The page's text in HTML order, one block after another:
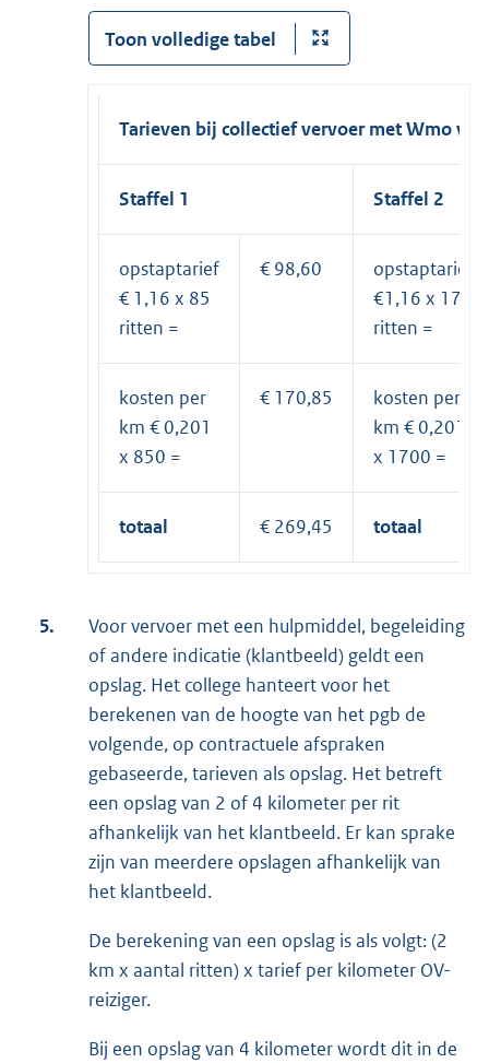
Toon volledige tabel
Tarieven bij collectief vervoer met Wmo
Staffel 1 Staffel 2
opstaptarief
€ 1,16 x 85
ritten =
€ 98,60
opstaptarief
€1,16 x 170
ritten =
kosten per
km € 0,201
x 850 =
€ 170,85
kosten per
km € 0,201
x 1700 =
totaal € 269,45 totaal
5.
Voor vervoer met een hulpmiddel, begeleiding
of andere indicatie (klantbeeld) geldt een
opslag. Het college hanteert voor het
berekenen van de hoogte van het pgb de
volgende, op contractuele afspraken
gebaseerde, tarieven als opslag. Het betreft
een opslag van 2 of 4 kilometer per rit
afhankelijk van het klantbeeld. Er kan sprake
zijn van meerdere opslagen afhankelijk van
het klantbeeld.
De berekening van een opslag is als volgt: (2
km x aantal ritten) x tarief per kilometer OV-
reiziger.
Bij een opslag van 4 kilometer wordt dit in de